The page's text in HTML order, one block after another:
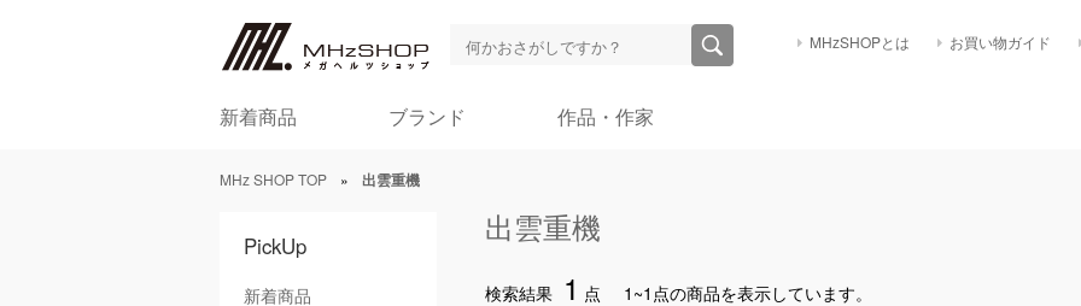
MHzSHOPとは お買い物ガイド
新着商品 ブランド 作品・作家
MHz SHOP TOP » 出雲重機
PickUp
新着商品
出雲重機
検索結果 1 点 1~1点の商品を表示しています。